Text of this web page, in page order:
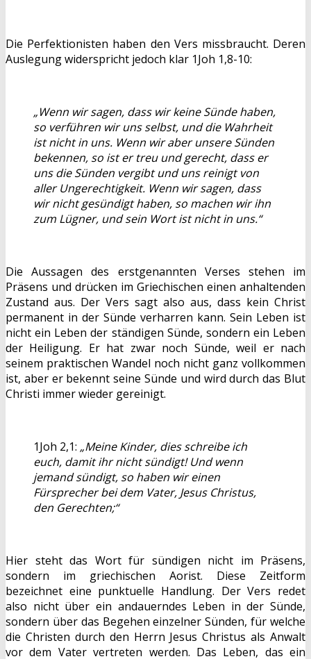
Die Perfektionisten haben den Vers missbraucht. Deren
Auslegung widerspricht jedoch klar 1Joh 1,8-10:
„Wenn wir sagen, dass wir keine Sünde haben,
so verführen wir uns selbst, und die Wahrheit
ist nicht in uns. Wenn wir aber unsere Sünden
bekennen, so ist er treu und gerecht, dass er
uns die Sünden vergibt und uns reinigt von
aller Ungerechtigkeit. Wenn wir sagen, dass
wir nicht gesündigt haben, so machen wir ihn
zum Lügner, und sein Wort ist nicht in uns.“
Die Aussagen des erstgenannten Verses stehen im
Präsens und drücken im Griechischen einen anhaltenden
Zustand aus. Der Vers sagt also aus, dass kein Christ
permanent in der Sünde verharren kann. Sein Leben ist
nicht ein Leben der ständigen Sünde, sondern ein Leben
der Heiligung. Er hat zwar noch Sünde, weil er nach
seinem praktischen Wandel noch nicht ganz vollkommen
ist, aber er bekennt seine Sünde und wird durch das Blut
Christi immer wieder gereinigt.
1Joh 2,1: „Meine Kinder, dies schreibe ich
euch, damit ihr nicht sündigt! Und wenn
jemand sündigt, so haben wir einen
Fürsprecher bei dem Vater, Jesus Christus,
den Gerechten;“
Hier steht das Wort für sündigen nicht im Präsens,
sondern im griechischen Aorist. Diese Zeitform
bezeichnet eine punktuelle Handlung. Der Vers redet
also nicht über ein andauerndes Leben in der Sünde,
sondern über das Begehen einzelner Sünden, für welche
die Christen durch den Herrn Jesus Christus als Anwalt
vor dem Vater vertreten werden. Das Leben, das ein